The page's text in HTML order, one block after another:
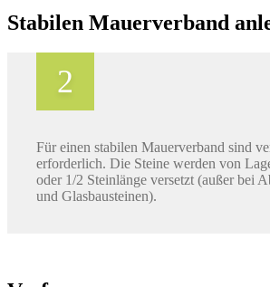
Stabilen Mauerverband
Für einen stabilen Mauerverband sind
erforderlich. Die Steine werden von
oder 1/2 Steinlänge versetzt (außer bei
und Glasbausteinen).